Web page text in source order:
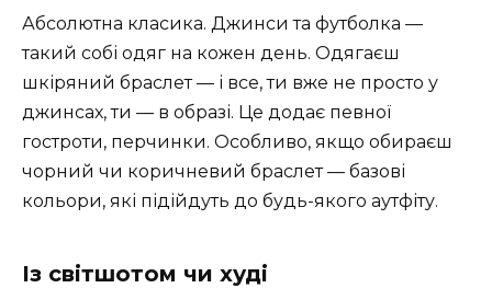
Абсолютна класика. Джинси та футболка —
такий собі одяг на кожен день. Одягаєш
шкіряний браслет — і все, ти вже не просто у
джинсах, ти — в образі. Це додає певної
гостроти, перчинки. Особливо, якщо обираєш
чорний чи коричневий браслет — базові
кольори, які підійдуть до будь-якого аутфіту.
Із світшотом чи худі